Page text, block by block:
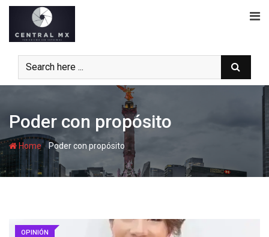
Skip
content
Poder con propósito
Home-Poder con propósito
OPINIÓN